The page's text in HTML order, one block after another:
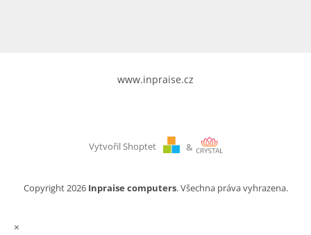
www.inpraise.cz
Vytvořil Shoptet &
Copyright 2026 Inpraise computers. Všechna práva vyhrazena.
×